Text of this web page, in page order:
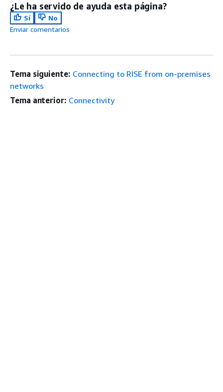
¿Le ha servido de ayuda esta página?
Sí
No
Enviar comentarios
Tema siguiente: Connecting to RISE from on-premises
networks
Tema anterior: Connectivity